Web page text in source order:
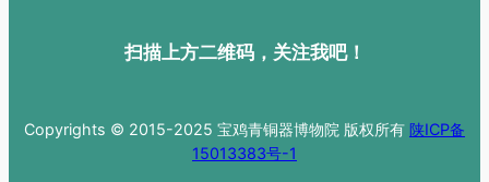
扫描上方二维码，关注我吧！
Copyrights © 2015-2025 宝鸡青铜器博物院 版权所有 陕ICP备
15013383号-1